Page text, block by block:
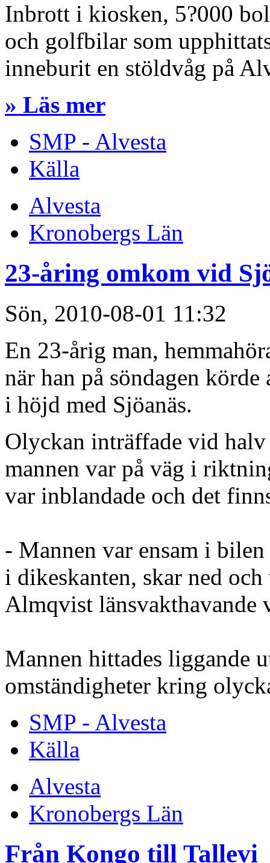
Inbrott i kiosken, 5?000
och golfbilar som
inneburit en stöldvåg på
» Läs mer
SMP - Alvesta
Källa
Alvesta
Kronobergs Län
23-åring omkom vid
Sön, 2010-08-01 11:32
En 23-årig man,
när han på söndagen
i höjd med Sjöanäs.
Olyckan inträffade vid
mannen var på väg i
var inblandade och det
- Mannen var ensam i
i dikeskanten, skar ned
Almqvist länsvakthavande
Mannen hittades liggande
omständigheter kring
SMP - Alvesta
Källa
Alvesta
Kronobergs Län
Från Kongo till Tallevi